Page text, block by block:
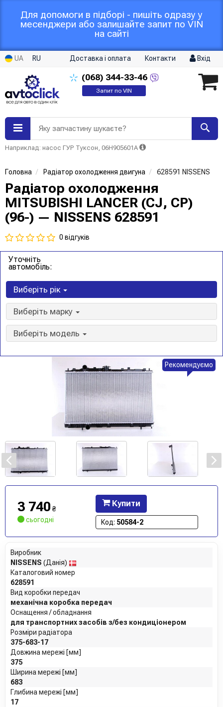
Для допомоги в підборі - пишіть одразу у
месенджери або залишайте запит по VIN
на сайті
UA RU Доставка і оплата Контакти Вхід
(068) 344-33-46
Запит по VIN
Яку запчастину шукаєте?
Наприклад: насос ГУР Туксон, 06H905601A
Головна Радіатор охолодження двигуна 628591 NISSENS
Радіатор охолодження
MITSUBISHI LANCER (CJ, CP)
(96-) — NISSENS 628591
0 відгуків
Уточніть
автомобіль:
Виберіть рік
Виберіть марку
Виберіть модель
Рекомендуємо
3 740 ₴
сьогодні
Купити
Код: 50584-2
Виробник
NISSENS (Данія)
Каталоговий номер
628591
Вид коробки передач
механічна коробка передач
Оснащення / обладнання
для транспортних засобів з/без кондиціонером
Розміри радіатора
375-683-17
Довжина мережі [мм]
375
Ширина мережі [мм]
683
Глибина мережі [мм]
17